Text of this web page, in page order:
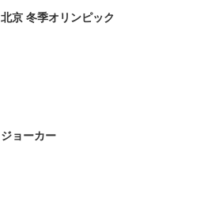
北京 冬季オリンピック
ジョーカー